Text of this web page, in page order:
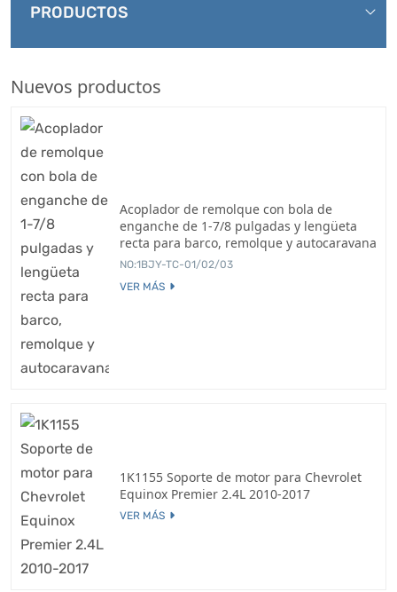
PRODUCTOS
Nuevos productos
Acoplador de remolque con bola de
enganche de 1-7/8 pulgadas y lengüeta
recta para barco, remolque y autocaravana
NO:1BJY-TC-01/02/03
VER MÁS
1K1155 Soporte de motor para Chevrolet
Equinox Premier 2.4L 2010-2017
VER MÁS